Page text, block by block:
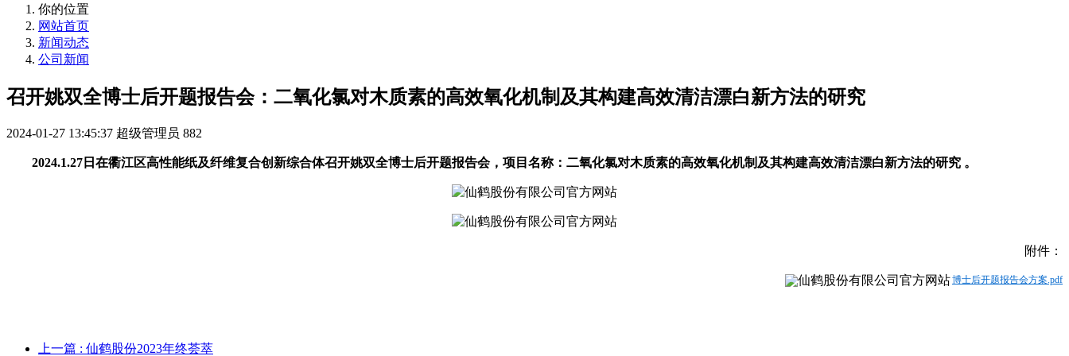
你的位置
网站首页
新闻动态
公司新闻
召开姚双全博士后开题报告会：二氧化氯对木质素的高效氧化机制及其构建高效清洁漂白新方法的研究
2024-01-27 13:45:37 超级管理员 882
2024.1.27日在衢江区高性能纸及纤维复合创新综合体召开姚双全博士后开题报告会，项目名称：二氧化氯对木质素的高效氧化机制及其构建高效清洁漂白新方法的研究 。
附件：
博士后开题报告会方案.pdf
上一篇 : 仙鹤股份2023年终荟萃